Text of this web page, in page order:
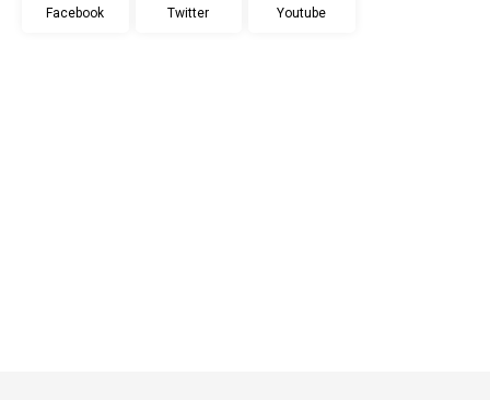
Facebook Twitter Youtube